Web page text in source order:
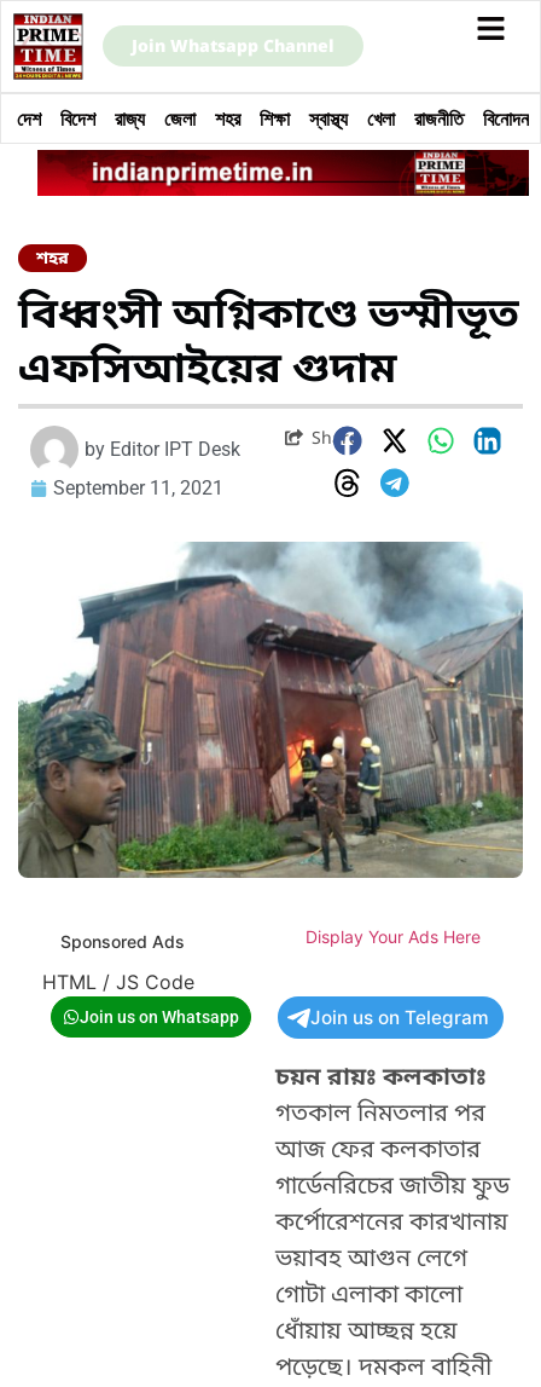
Join Whatsapp Channel
দেশ বিদেশ রাজ্য জেলা শহর শিক্ষা স্বাস্থ্য খেলা রাজনীতি বিনোদন
শহর
বিধ্বংসী অগ্নিকাণ্ডে ভস্মীভূত
এফসিআইয়ের গুদাম
by Editor IPT Desk
September 11, 2021
Share
Sponsored Ads Display Your Ads Here
HTML / JS Code
Join us on Whatsapp Join us on Telegram
চয়ন রায়ঃ কলকাতাঃ
গতকাল নিমতলার পর
আজ ফের কলকাতার
গার্ডেনরিচের জাতীয় ফুড
কর্পোরেশনের কারখানায়
ভয়াবহ আগুন লেগে
গোটা এলাকা কালো
ধোঁয়ায় আচ্ছন্ন হয়ে
পড়েছে। দমকল বাহিনী